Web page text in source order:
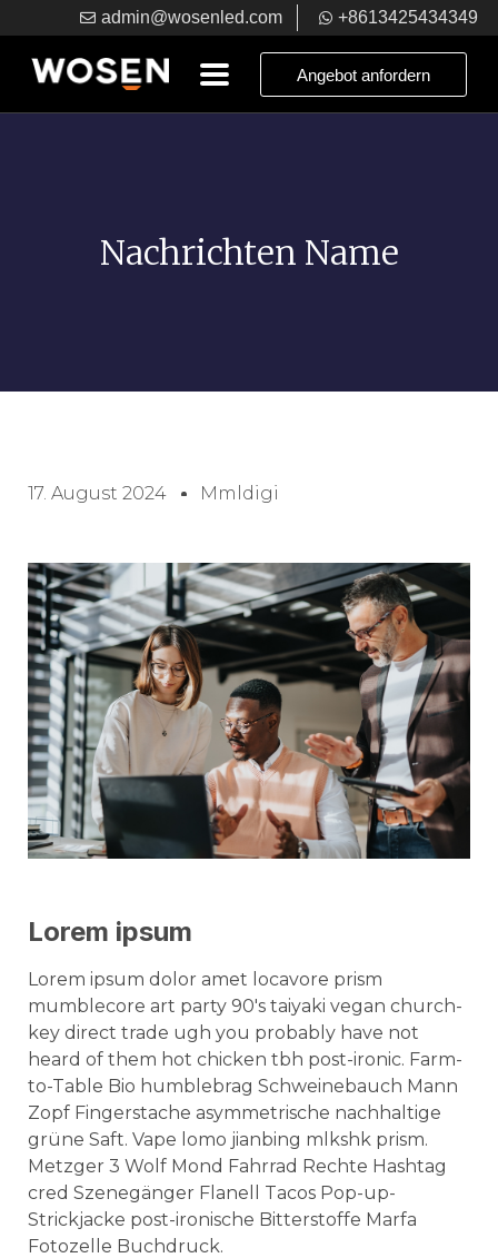
admin@wosenled.com +8613425434349
Angebot anfordern
Nachrichten Name
17. August 2024 Mmldigi
Lorem ipsum
Lorem ipsum dolor amet locavore prism
mumblecore art party 90's taiyaki vegan church-
key direct trade ugh you probably have not
heard of them hot chicken tbh post-ironic. Farm-
to-Table Bio humblebrag Schweinebauch Mann
Zopf Fingerstache asymmetrische nachhaltige
grüne Saft. Vape lomo jianbing mlkshk prism.
Metzger 3 Wolf Mond Fahrrad Rechte Hashtag
cred Szenegänger Flanell Tacos Pop-up-
Strickjacke post-ironische Bitterstoffe Marfa
Fotozelle Buchdruck.